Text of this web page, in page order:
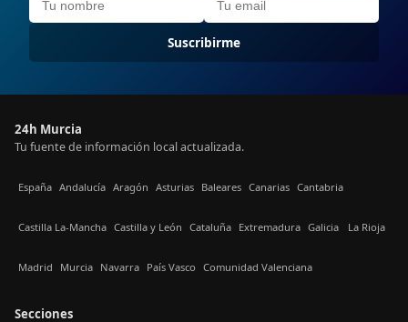
Suscribirme
24h Murcia
Tu fuente de información local actualizada.
España Andalucía Aragón Asturias Baleares Canarias Cantabria
Castilla La-Mancha Castilla y León Cataluña Extremadura Galicia La Rioja
Madrid Murcia Navarra País Vasco Comunidad Valenciana
Secciones